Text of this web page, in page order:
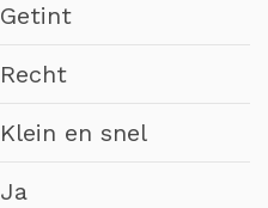
Getint
Recht
Klein en snel
Ja